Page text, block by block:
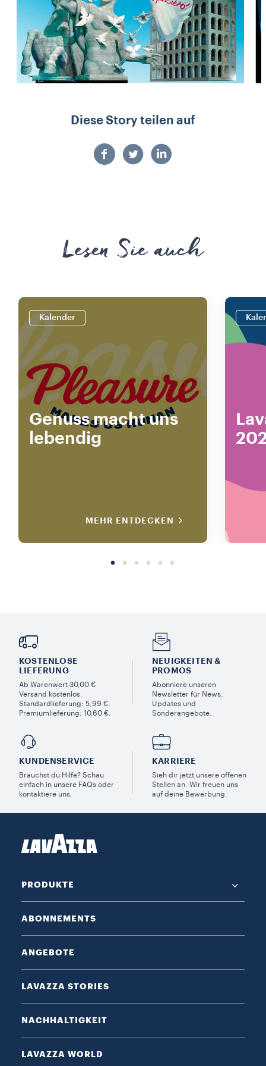
Diese Story teilen auf
Lesen Sie auch
Kalender
Genuss macht uns
lebendig
MEHR ENTDECKEN
KOSTENLOSE
LIEFERUNG
Ab Warenwert 30,00 €
Versand kostenlos.
Standardlieferung: 5,99 €.
Premiumlieferung: 10,60 €.
NEUIGKEITEN &
PROMOS​
Abonniere unseren
Newsletter für News,
Updates und
Sonderangebote.
KUNDENSERVICE​
Brauchst du Hilfe? Schau
einfach in unsere FAQs oder
kontaktiere uns.
KARRIERE
Sieh dir jetzt unsere offenen
Stellen an. Wir freuen uns
auf deine Bewerbung.
PRODUKTE
ABONNEMENTS
ANGEBOTE
LAVAZZA STORIES
NACHHALTIGKEIT
LAVAZZA WORLD